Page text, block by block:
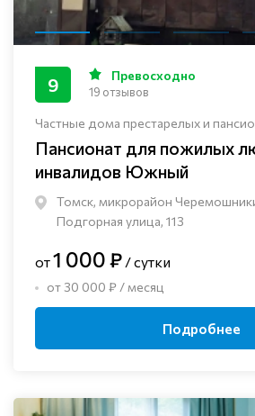
Частные дома престарелых и
Пансионат для пожилых
инвалидов Южный
Томск, микрорайон
Подгорная улица, 113
9 Превосходно
19 отзывов
от1 000 ₽ / сутки
от 30 000 ₽ / месяц
Подробнее